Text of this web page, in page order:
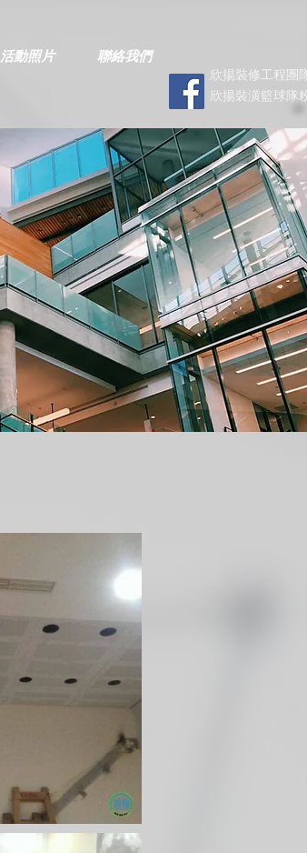
活動照片
聯絡我們
欣揚裝修工程團
欣揚裝潢籃球隊